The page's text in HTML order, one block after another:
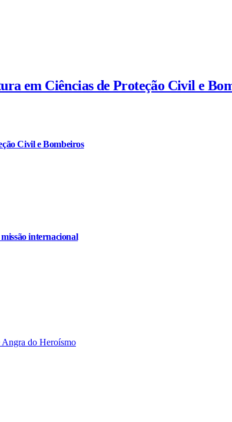
em Ciências de Proteção Civil e
Civil e Bombeiros
internacional
do Heroísmo